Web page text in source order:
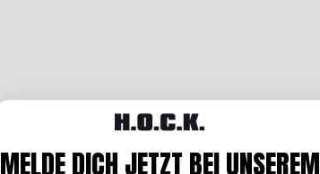
MELDE DICH JETZT BEI UNSEREM